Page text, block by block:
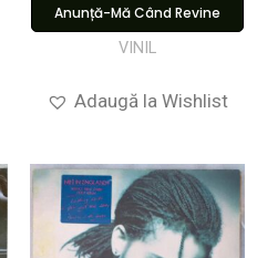
Anunță-Mă Când Revine
VINIL
Adaugă la Wishlist